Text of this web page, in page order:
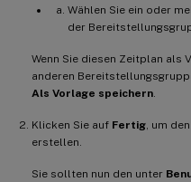
Wählen Sie ein oder
der
Wenn Sie diesen Zeitplan als
anderen
Als Vorlage speichern
Klicken Sie auf Fertig , um
erstellen.
Sie sollten nun den unter